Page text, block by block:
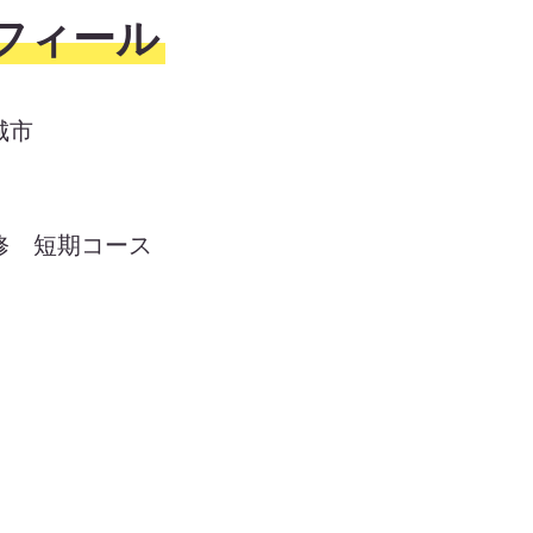
ィール
市
短期コース